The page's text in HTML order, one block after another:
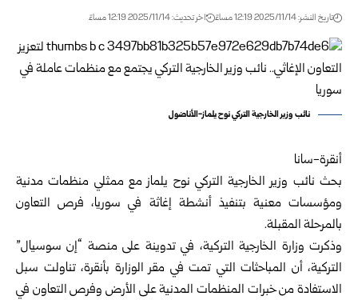
تاريخ النشر: 2025/11/14 12:19 مساءً اخر تحديث: 2025/11/14 12:19 مساءً
نائب وزير الخارجية التركي نوح يلماز-الأناضول
أنقرة-سانا
بحث نائب وزير الخارجية التركي نوح يلماز مع ممثلي منظمات مدنية
ومؤسسات معنية بتنفيذ أنشطة إغاثة في سوريا، فرص التعاون
بالمرحلة المقبلة.
وذكرت وزارة الخارجية التركية، في تدوينة على منصة “إن سوسيال”
التركية، أن المباحثات التي تمت في مقر الوزارة بأنقرة، تناولت سبل
الاستفادة من خبرات المنظمات المدنية على الأرض وفرص التعاون في